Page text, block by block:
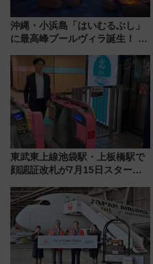
沖縄・小浜島「はいむるぶし」
に最高峰プールヴィラ誕生！ 石
美旅「何もしない贅沢」を体験
してみない？
東武東上線池袋駅・上板橋駅で
顔認証改札が7月15日スター
でシームレスに